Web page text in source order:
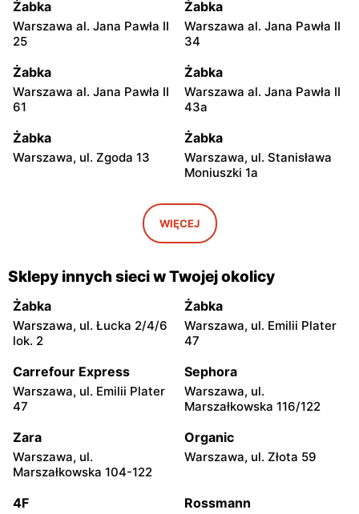
Żabka
Warszawa al. Jana Pawła II
25
Żabka
Warszawa al. Jana Pawła II
34
Żabka
Warszawa al. Jana Pawła II
61
Żabka
Warszawa al. Jana Pawła II
43a
Żabka
Warszawa, ul. Zgoda 13
Żabka
Warszawa, ul. Stanisława
Moniuszki 1a
Świętokrzyska 0 Stacja
Żabka
Warszawa, ul. Grzybowska
5
Żabka
Łódź, ul. Żurawia 14
Żabka
Warszawa, ul. Żurawia 18
Żabka Żabka
104
Żabka
2
Żabka
Żabka
Chałubińskiego 8
Żabka
WIĘCEJ
Sklepy innych sieci w Twojej okolicy
Żabka
Warszawa, ul. Łucka 2/4/6
lok. 2
Żabka
Warszawa, ul. Emilii Plater
47
Carrefour Express
Warszawa, ul. Emilii Plater
47
Sephora
Warszawa, ul.
Marszałkowska 116/122
Zara
Warszawa, ul.
Marszałkowska 104-122
Organic
Warszawa, ul. Złota 59
4F Rossmann